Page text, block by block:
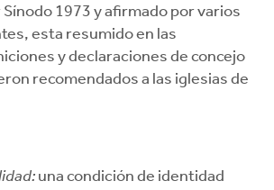
1973 y afirmado por varios
esta resumido en las
y declaraciones de concejo
recomendados a las iglesias de
una condición de identidad